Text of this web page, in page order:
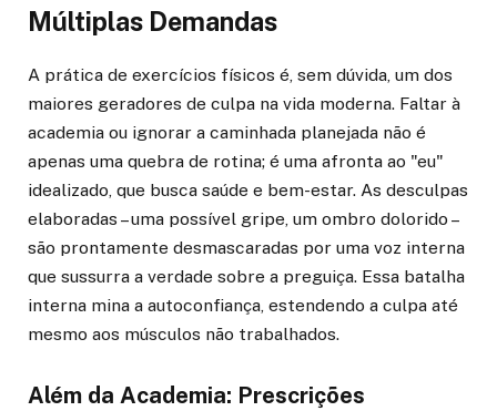
Múltiplas Demandas
A prática de exercícios físicos é, sem dúvida, um dos
maiores geradores de culpa na vida moderna. Faltar à
academia ou ignorar a caminhada planejada não é
apenas uma quebra de rotina; é uma afronta ao "eu"
idealizado, que busca saúde e bem-estar. As desculpas
elaboradas – uma possível gripe, um ombro dolorido –
são prontamente desmascaradas por uma voz interna
que sussurra a verdade sobre a preguiça. Essa batalha
interna mina a autoconfiança, estendendo a culpa até
mesmo aos músculos não trabalhados.
Além da Academia: Prescrições